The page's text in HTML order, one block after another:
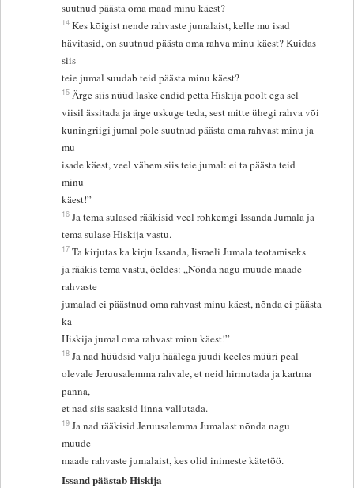
suutnud päästa oma maad minu käest?
14 Kes kõigist nende rahvaste jumalaist, kelle mu isad
hävitasid, on suutnud päästa oma rahva minu käest? Kuidas
siis
teie jumal suudab teid päästa minu käest?
15 Ärge siis nüüd laske endid petta Hiskija poolt ega sel
viisil ässitada ja ärge uskuge teda, sest mitte ühegi rahva või
kuningriigi jumal pole suutnud päästa oma rahvast minu ja
mu
isade käest, veel vähem siis teie jumal: ei ta päästa teid
minu
käest!”
16 Ja tema sulased rääkisid veel rohkemgi Issanda Jumala ja
tema sulase Hiskija vastu.
17 Ta kirjutas ka kirju Issanda, Iisraeli Jumala teotamiseks
ja rääkis tema vastu, öeldes: „Nõnda nagu muude maade
rahvaste
jumalad ei päästnud oma rahvast minu käest, nõnda ei päästa
ka
Hiskija jumal oma rahvast minu käest!”
18 Ja nad hüüdsid valju häälega juudi keeles müüri peal
olevale Jeruusalemma rahvale, et neid hirmutada ja kartma
panna,
et nad siis saaksid linna vallutada.
19 Ja nad rääkisid Jeruusalemma Jumalast nõnda nagu
muude
maade rahvaste jumalaist, kes olid inimeste kätetöö.
Issand päästab Hiskija